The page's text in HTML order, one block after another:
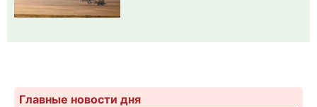
Главные новости дня